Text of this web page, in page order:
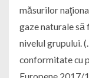
măsurilor
gaze naturale să
nivelul grupului.
conformitate cu